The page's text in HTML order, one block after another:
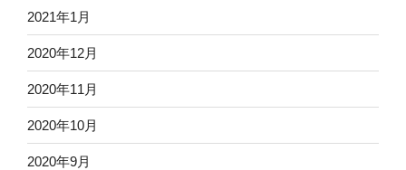
2021年1月
2020年12月
2020年11月
2020年10月
2020年9月